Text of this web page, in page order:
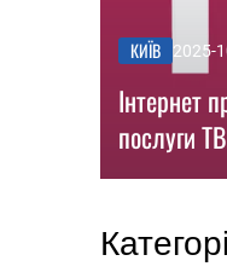
КИЇВ 2025-
Інтернет
послуги